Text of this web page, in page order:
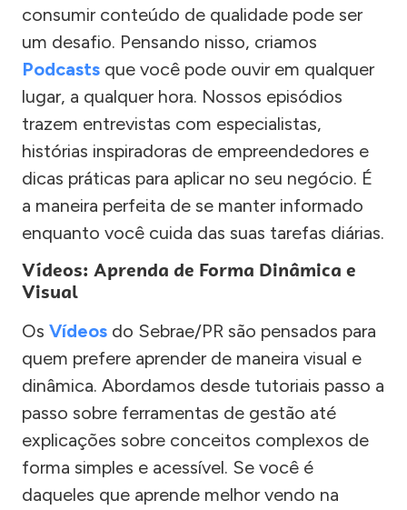
consumir conteúdo de qualidade pode ser
um desafio. Pensando nisso, criamos
Podcasts que você pode ouvir em qualquer
lugar, a qualquer hora. Nossos episódios
trazem entrevistas com especialistas,
histórias inspiradoras de empreendedores e
dicas práticas para aplicar no seu negócio. É
a maneira perfeita de se manter informado
enquanto você cuida das suas tarefas diárias.
Vídeos: Aprenda de Forma Dinâmica e
Visual
Os Vídeos do Sebrae/PR são pensados para
quem prefere aprender de maneira visual e
dinâmica. Abordamos desde tutoriais passo a
passo sobre ferramentas de gestão até
explicações sobre conceitos complexos de
forma simples e acessível. Se você é
daqueles que aprende melhor vendo na